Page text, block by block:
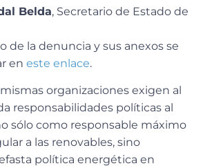
Belda, Secretario de Estado de
de la denuncia y sus anexos se
en este enlace.
organizaciones exigen al
responsabilidades políticas al
sólo como responsable máximo
a las renovables, sino
política energética en